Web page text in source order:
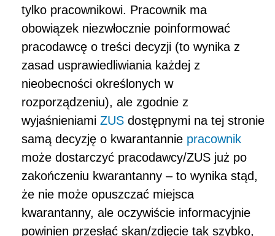
tylko pracownikowi. Pracownik ma
obowiązek niezwłocznie poinformować
pracodawcę o treści decyzji (to wynika z
zasad usprawiedliwiania każdej z
nieobecności określonych w
rozporządzeniu), ale zgodnie z
wyjaśnieniami ZUS dostępnymi na tej stronie
samą decyzję o kwarantannie pracownik
może dostarczyć pracodawcy/ZUS już po
zakończeniu kwarantanny – to wynika stąd,
że nie może opuszczać miejsca
kwarantanny, ale oczywiście informacyjnie
powinien przesłać skan/zdjęcie tak szybko,